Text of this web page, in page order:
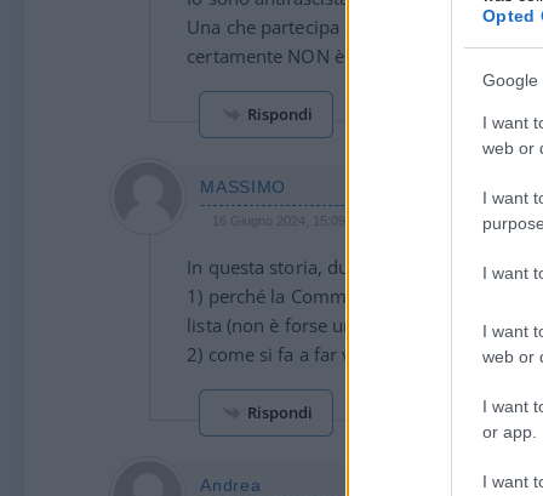
Opted
Google
I want
web or
I want
I want
I want
web or
I want
or app.
I want
Una che partecipa ad una violenza di
certamente NON è una antifascista.
Rispondi
MASSIMO
16 Giugno 2024, 15:09 15:09
In questa storia, due cose che non
1) perché la Commissione antimafia
lista (non è forse una “impresentabile”
2) come si fa a far valere l’immunità
Rispondi
Andrea